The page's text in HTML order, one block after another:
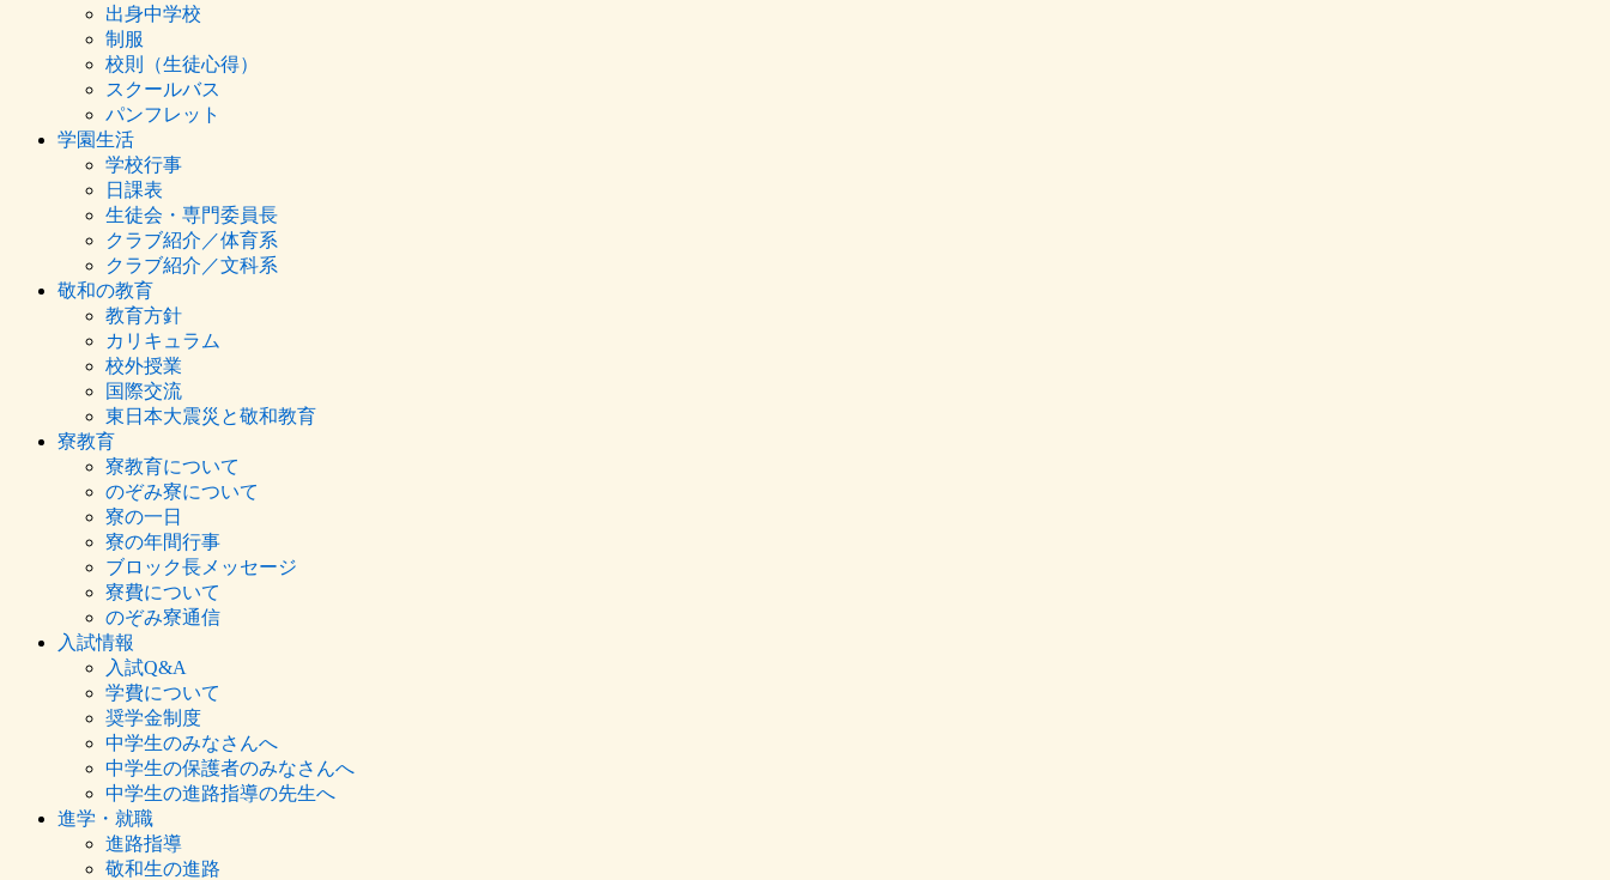
出身中学校
制服
校則（生徒心得）
スクールバス
パンフレット
学園生活
学校行事
日課表
生徒会・専門委員長
クラブ紹介／体育系
クラブ紹介／文科系
敬和の教育
教育方針
カリキュラム
校外授業
国際交流
東日本大震災と敬和教育
寮教育
寮教育について
のぞみ寮について
寮の一日
寮の年間行事
ブロック長メッセージ
寮費について
のぞみ寮通信
入試情報
入試Q&A
学費について
奨学金制度
中学生のみなさんへ
中学生の保護者のみなさんへ
中学生の進路指導の先生へ
進学・就職
進路指導
敬和生の進路